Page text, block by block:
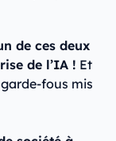
de ces deux
de l’IA ! Et
fous mis